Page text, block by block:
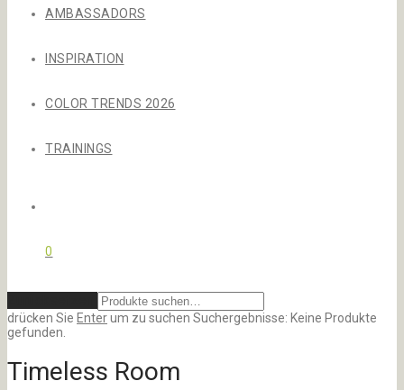
AMBASSADORS
INSPIRATION
COLOR TRENDS 2026
TRAININGS
0
drücken Sie Enterum zu suchen Suchergebnisse: Keine Produkte
gefunden.
Timeless Room